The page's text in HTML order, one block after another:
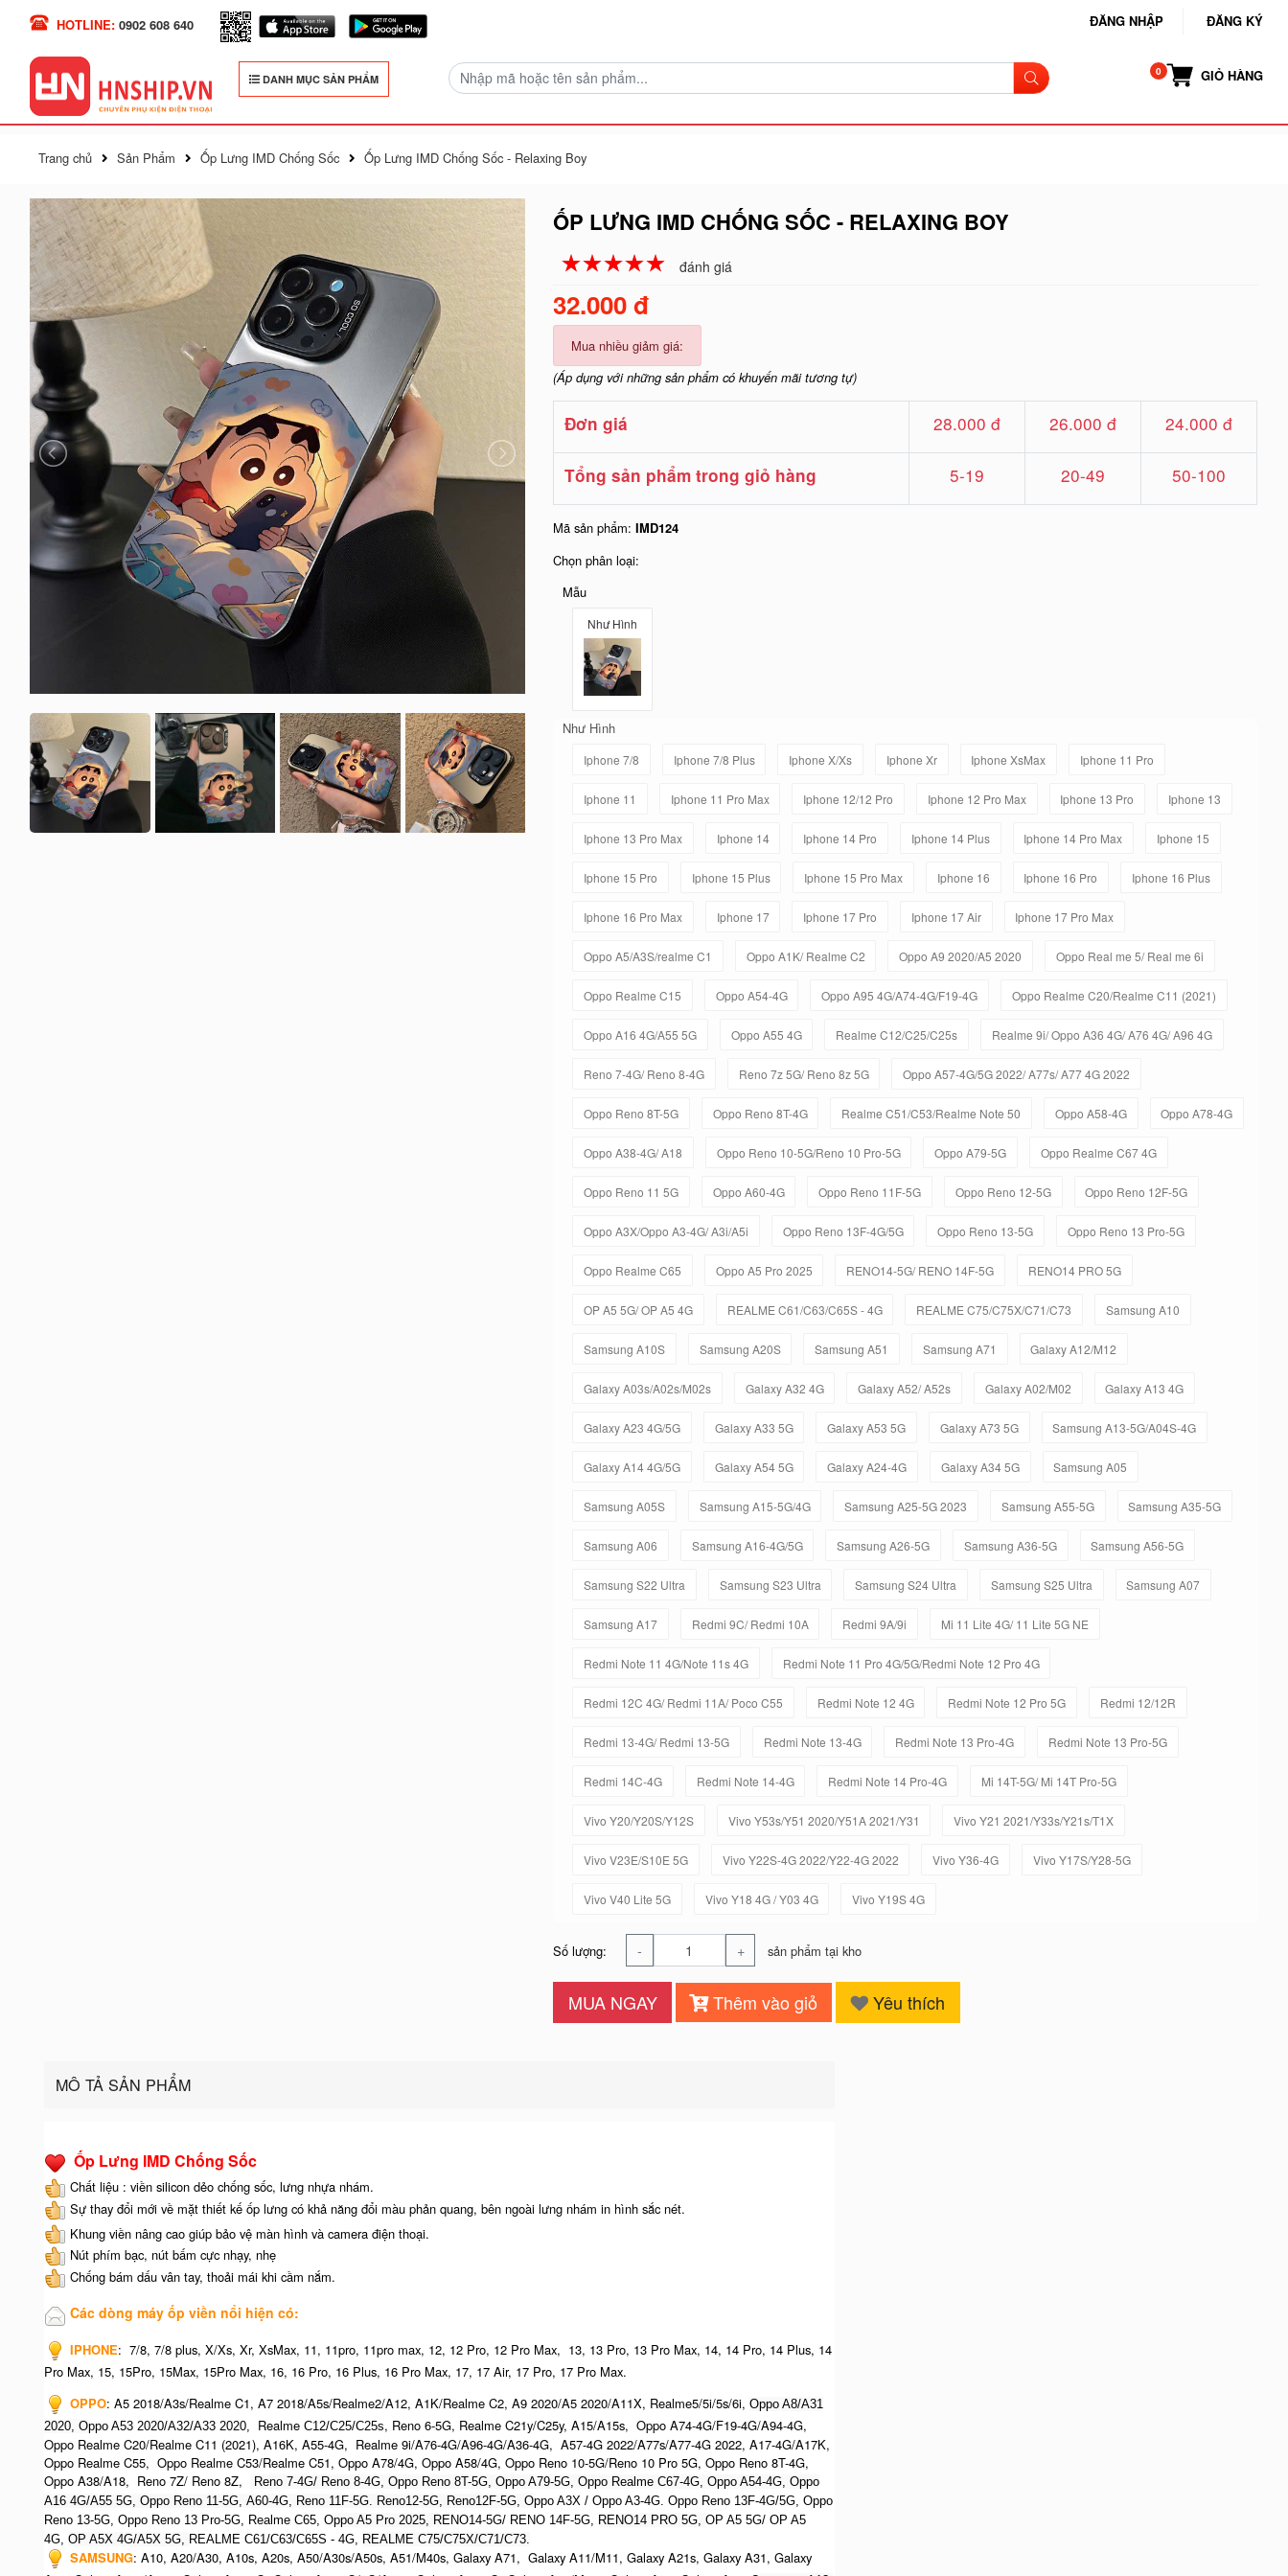
HOTLINE: 0902 608 640 ĐĂNG NHẬP ĐĂNG KÝ
DANH MỤC SẢN PHẨM GIỎ HÀNG
Trang chủ Sản Phẩm Ốp Lưng IMD Chống Sốc Ốp Lưng IMD Chống Sốc - Relaxing Boy
ỐP LƯNG IMD CHỐNG SỐC - RELAXING BOY
☆☆☆☆☆
★★★★★ đánh giá
32.000 đ
Mua nhiều giảm giá:
(Áp dụng với những sản phẩm có khuyến mãi tương tự)
Đơn giá 28.000 đ 26.000 đ 24.000 đ
Tổng sản phẩm trong giỏ hàng 5-19 20-49 50-100
Mã sản phẩm:IMD124
Chọn phân loại:
Mẫu
Như Hình
Như Hình
Iphone 7/8 Iphone 7/8 Plus Iphone X/Xs Iphone Xr Iphone XsMax Iphone 11 Pro
Iphone 11 Iphone 11 Pro Max Iphone 12/12 Pro Iphone 12 Pro Max Iphone 13 Pro Iphone 13
Iphone 13 Pro Max Iphone 14 Iphone 14 Pro Iphone 14 Plus Iphone 14 Pro Max Iphone 15
Iphone 15 Pro Iphone 15 Plus Iphone 15 Pro Max Iphone 16 Iphone 16 Pro Iphone 16 Plus
Iphone 16 Pro Max Iphone 17 Iphone 17 Pro Iphone 17 Air Iphone 17 Pro Max
Oppo A5/A3S/realme C1 Oppo A1K/ Realme C2 Oppo A9 2020/A5 2020 Oppo Real me 5/ Real me 6i
Oppo Realme C15 Oppo A54-4G Oppo A95 4G/A74-4G/F19-4G Oppo Realme C20/Realme C11 (2021)
Oppo A16 4G/A55 5G Oppo A55 4G Realme C12/C25/C25s Realme 9i/ Oppo A36 4G/ A76 4G/ A96 4G
Reno 7-4G/ Reno 8-4G Reno 7z 5G/ Reno 8z 5G Oppo A57-4G/5G 2022/ A77s/ A77 4G 2022
Oppo Reno 8T-5G Oppo Reno 8T-4G Realme C51/C53/Realme Note 50 Oppo A58-4G Oppo A78-4G
Oppo A38-4G/ A18 Oppo Reno 10-5G/Reno 10 Pro-5G Oppo A79-5G Oppo Realme C67 4G
Oppo Reno 11 5G Oppo A60-4G Oppo Reno 11F-5G Oppo Reno 12-5G Oppo Reno 12F-5G
Oppo A3X/Oppo A3-4G/ A3i/A5i Oppo Reno 13F-4G/5G Oppo Reno 13-5G Oppo Reno 13 Pro-5G
Oppo Realme C65 Oppo A5 Pro 2025 RENO14-5G/ RENO 14F-5G RENO14 PRO 5G
OP A5 5G/ OP A5 4G REALME C61/C63/C65S - 4G REALME C75/C75X/C71/C73 Samsung A10
Samsung A10S Samsung A20S Samsung A51 Samsung A71 Galaxy A12/M12
Galaxy A03s/A02s/M02s Galaxy A32 4G Galaxy A52/ A52s Galaxy A02/M02 Galaxy A13 4G
Galaxy A23 4G/5G Galaxy A33 5G Galaxy A53 5G Galaxy A73 5G Samsung A13-5G/A04S-4G
Galaxy A14 4G/5G Galaxy A54 5G Galaxy A24-4G Galaxy A34 5G Samsung A05
Samsung A05S Samsung A15-5G/4G Samsung A25-5G 2023 Samsung A55-5G Samsung A35-5G
Samsung A06 Samsung A16-4G/5G Samsung A26-5G Samsung A36-5G Samsung A56-5G
Samsung S22 Ultra Samsung S23 Ultra Samsung S24 Ultra Samsung S25 Ultra Samsung A07
Samsung A17 Redmi 9C/ Redmi 10A Redmi 9A/9i Mi 11 Lite 4G/ 11 Lite 5G NE
Redmi Note 11 4G/Note 11s 4G Redmi Note 11 Pro 4G/5G/Redmi Note 12 Pro 4G
Redmi 12C 4G/ Redmi 11A/ Poco C55 Redmi Note 12 4G Redmi Note 12 Pro 5G Redmi 12/12R
Redmi 13-4G/ Redmi 13-5G Redmi Note 13-4G Redmi Note 13 Pro-4G Redmi Note 13 Pro-5G
Redmi 14C-4G Redmi Note 14-4G Redmi Note 14 Pro-4G Mi 14T-5G/ Mi 14T Pro-5G
Vivo Y20/Y20S/Y12S Vivo Y53s/Y51 2020/Y51A 2021/Y31 Vivo Y21 2021/Y33s/Y21s/T1X
Vivo V23E/S10E 5G Vivo Y22S-4G 2022/Y22-4G 2022 Vivo Y36-4G Vivo Y17S/Y28-5G
Vivo V40 Lite 5G Vivo Y18 4G / Y03 4G Vivo Y19S 4G
Số lượng: - + sản phẩm tại kho
MUA NGAY Thêm vào giỏ Yêu thích
MÔ TẢ SẢN PHẨM
Ốp Lưng IMD Chống Sốc
Chất liệu : viền silicon dẻo chống sốc, lưng nhựa nhám.
Sự thay đổi mới về mặt thiết kế ốp lưng có khả năng đổi màu phản quang, bên ngoài lưng nhám in hình sắc nét.
Khung viền nâng cao giúp bảo vệ màn hình và camera điện thoại.
Nút phím bạc, nút bấm cực nhạy, nhẹ
Chống bám dấu vân tay, thoải mái khi cầm nắm.
Các dòng máy ốp viền nổi hiện có:
IPHONE: 7/8, 7/8 plus, X/Xs, Xr, XsMax, 11, 11pro, 11pro max, 12, 12 Pro, 12 Pro Max, 13, 13 Pro, 13 Pro Max, 14, 14 Pro, 14 Plus, 14
Pro Max, 15, 15Pro, 15Max, 15Pro Max, 16, 16 Pro, 16 Plus, 16 Pro Max, 17, 17 Air, 17 Pro, 17 Pro Max.
OPPO: A5 2018/A3s/Realme C1, A7 2018/A5s/Realme2/A12, A1K/Realme C2, A9 2020/A5 2020/A11X, Realme5/5i/5s/6i, Oppo A8/A31
2020, Oppo A53 2020/A32/A33 2020, Realme C12/C25/C25s, Reno 6-5G, Realme C21y/C25y, A15/A15s, Oppo A74-4G/F19-4G/A94-4G,
Oppo Realme C20/Realme C11 (2021), A16K, A55-4G, Realme 9i/A76-4G/A96-4G/A36-4G, A57-4G 2022/A77s/A77-4G 2022, A17-4G/A17K,
Oppo Realme C55, Oppo Realme C53/Realme C51, Oppo A78/4G, Oppo A58/4G, Oppo Reno 10-5G/Reno 10 Pro 5G, Oppo Reno 8T-4G,
Oppo A38/A18, Reno 7Z/ Reno 8Z,
Reno 7-4G/ Reno 8-4G, Oppo Reno 8T-5G, Oppo A79-5G, Oppo Realme C67-4G, Oppo A54-4G, Oppo
A16 4G/A55 5G, Oppo Reno 11-5G, A60-4G, Reno 11F-5G. Reno12-5G, Reno12F-5G, Oppo A3X / Oppo A3-4G. Oppo Reno 13F-4G/5G, Oppo
Reno 13-5G, Oppo Reno 13 Pro-5G, Realme C65, Oppo A5 Pro 2025, RENO14-5G/ RENO 14F-5G, RENO14 PRO 5G, OP A5 5G/ OP A5
4G, OP A5X 4G/A5X 5G, REALME C61/C63/C65S - 4G, REALME C75/C75X/C71/C73.
SAMSUNG: A10, A20/A30, A10s, A20s, A50/A30s/A50s, A51/M40s, Galaxy A71, Galaxy A11/M11, Galaxy A21s, Galaxy A31, Galaxy